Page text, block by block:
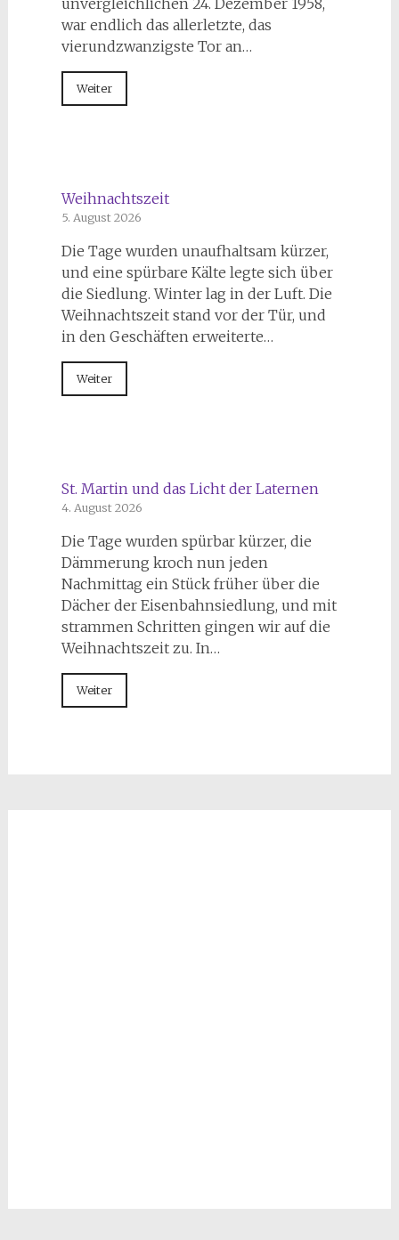
unvergleichlichen 24. Dezember 1958,
war endlich das allerletzte, das
vierundzwanzigste Tor an…
Weiter
Weihnachtszeit
5. August 2026
Die Tage wurden unaufhaltsam kürzer,
und eine spürbare Kälte legte sich über
die Siedlung. Winter lag in der Luft. Die
Weihnachtszeit stand vor der Tür, und
in den Geschäften erweiterte…
Weiter
St. Martin und das Licht der Laternen
4. August 2026
Die Tage wurden spürbar kürzer, die
Dämmerung kroch nun jeden
Nachmittag ein Stück früher über die
Dächer der Eisenbahnsiedlung, und mit
strammen Schritten gingen wir auf die
Weihnachtszeit zu. In…
Weiter